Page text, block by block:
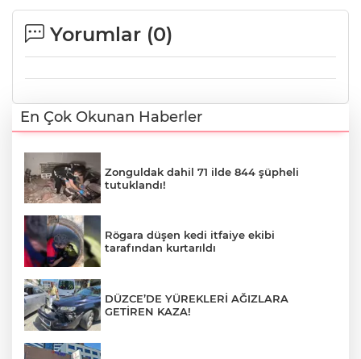
Yorumlar (0)
En Çok Okunan Haberler
Zonguldak dahil 71 ilde 844 şüpheli
tutuklandı!
Rögara düşen kedi itfaiye ekibi
tarafından kurtarıldı
DÜZCE’DE YÜREKLERİ AĞIZLARA
GETİREN KAZA!